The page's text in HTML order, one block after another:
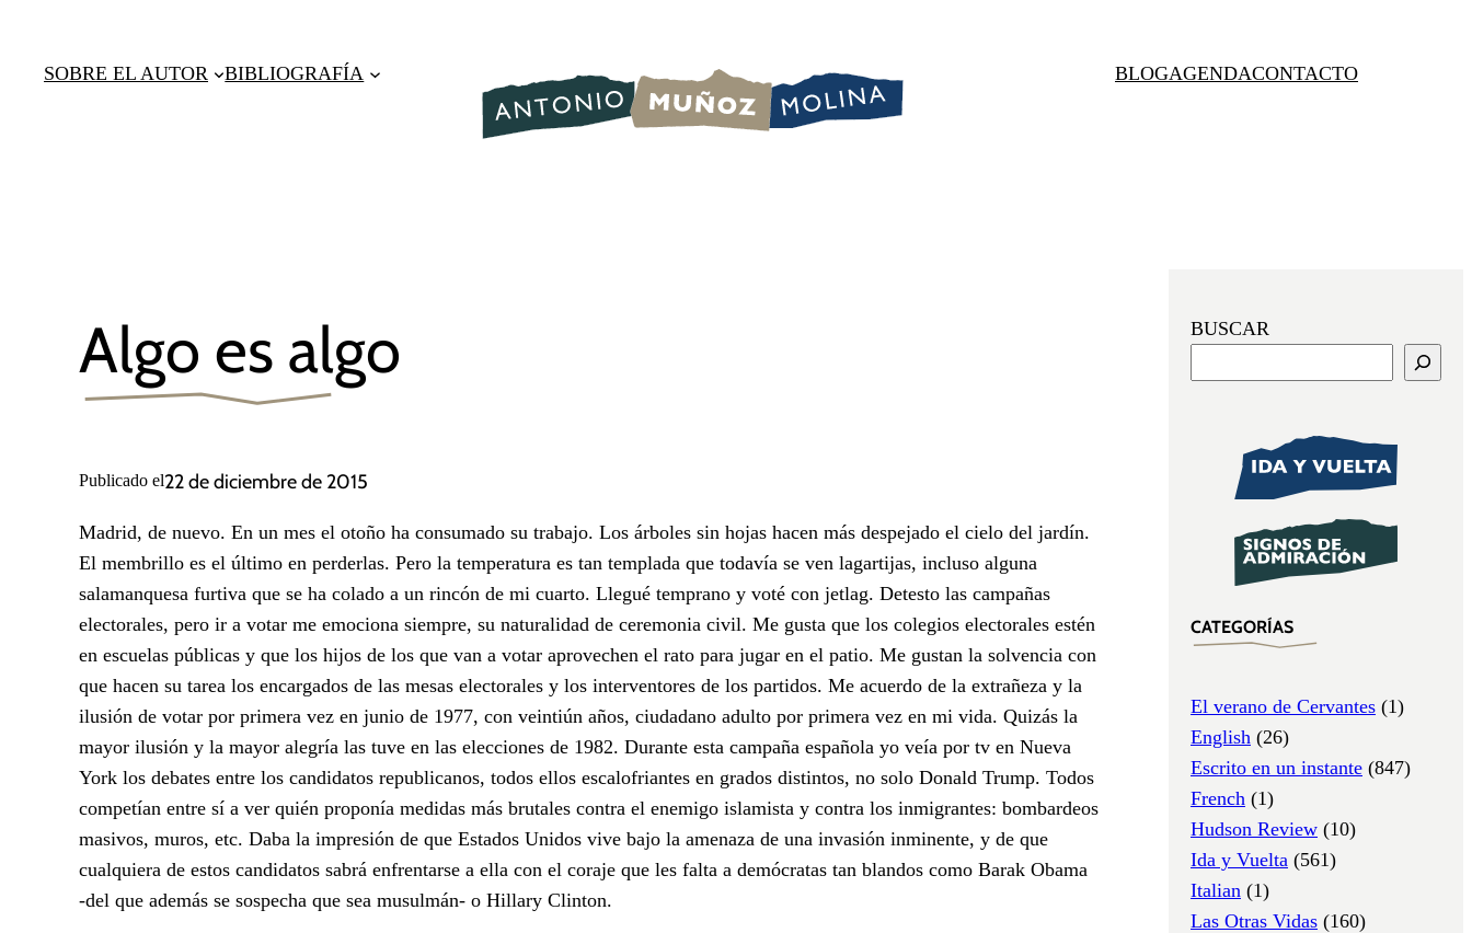
contenido
SOBRE EL AUTOR BIBLIOGRAFÍA BLOGAGENDACONTACTO
Algo es algo
Publicado el22 de diciembre de 2015
Madrid, de nuevo. En un mes el otoño ha consumado su trabajo. Los árboles sin hojas hacen más despejado el cielo del jardín.
El membrillo es el último en perderlas. Pero la temperatura es tan templada que todavía se ven lagartijas, incluso alguna
salamanquesa furtiva que se ha colado a un rincón de mi cuarto. Llegué temprano y voté con jetlag. Detesto las campañas
electorales, pero ir a votar me emociona siempre, su naturalidad de ceremonia civil. Me gusta que los colegios electorales estén
en escuelas públicas y que los hijos de los que van a votar aprovechen el rato para jugar en el patio. Me gustan la solvencia con
que hacen su tarea los encargados de las mesas electorales y los interventores de los partidos. Me acuerdo de la extrañeza y la
ilusión de votar por primera vez en junio de 1977, con veintiún años, ciudadano adulto por primera vez en mi vida. Quizás la
mayor ilusión y la mayor alegría las tuve en las elecciones de 1982. Durante esta campaña española yo veía por tv en Nueva
York los debates entre los candidatos republicanos, todos ellos escalofriantes en grados distintos, no solo Donald Trump. Todos
competían entre sí a ver quién proponía medidas más brutales contra el enemigo islamista y contra los inmigrantes: bombardeos
masivos, muros, etc. Daba la impresión de que Estados Unidos vive bajo la amenaza de una invasión inminente, y de que
cualquiera de estos candidatos sabrá enfrentarse a ella con el coraje que les falta a demócratas tan blandos como Barak Obama
-del que además se sospecha que sea musulmán- o Hillary Clinton.
BUSCAR
CATEGORÍAS
El verano de Cervantes (1)
English (26)
Escrito en un instante (847)
French (1)
Hudson Review (10)
Ida y Vuelta (561)
Italian (1)
Las Otras Vidas (160)